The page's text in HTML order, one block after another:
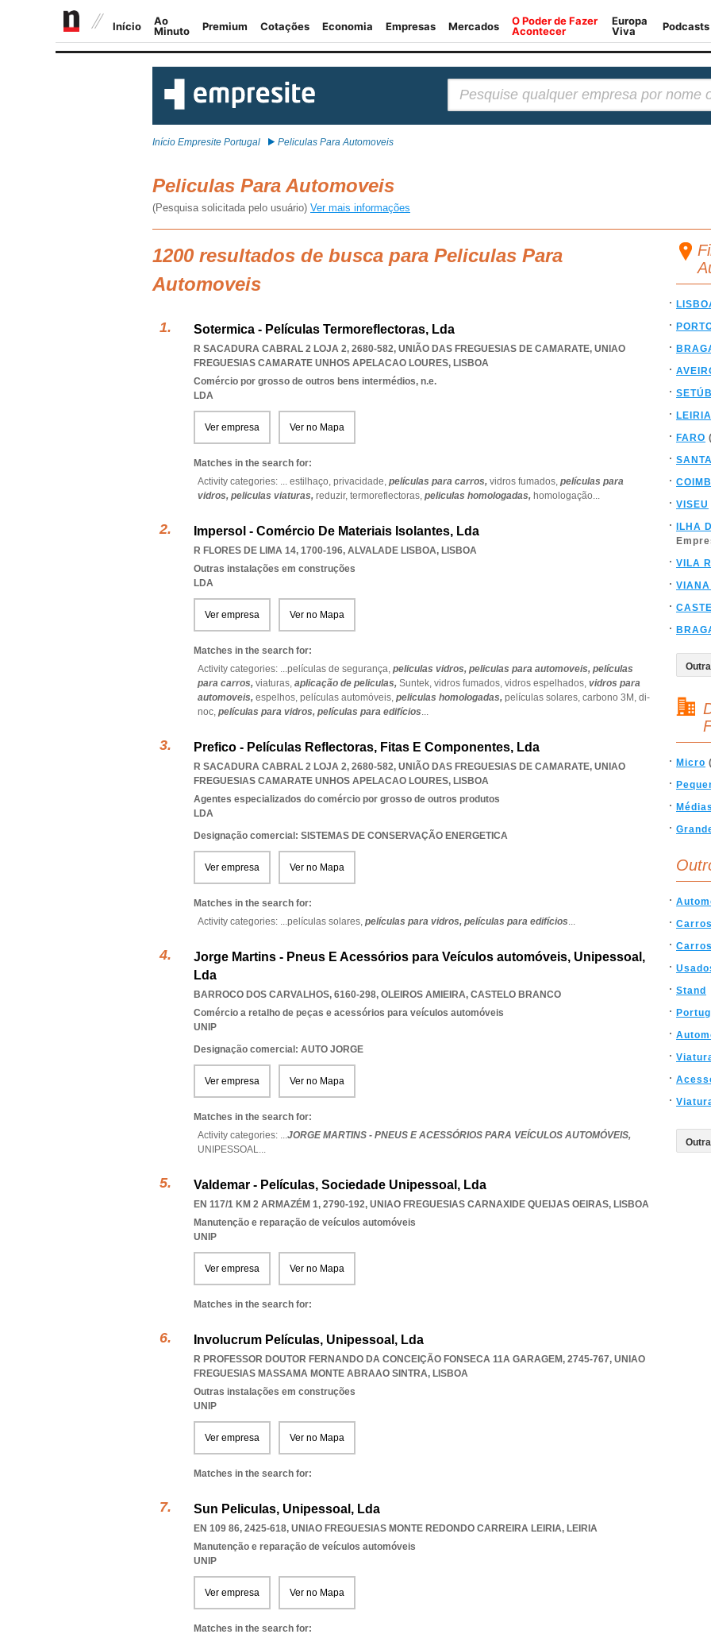
Início Empresite Portugal Peliculas Para Automoveis
Peliculas Para Automoveis
(Pesquisa solicitada pelo usuário) Ver mais informações
1200 resultados de busca para Peliculas Para
Automoveis
Sotermica - Películas Termoreflectoras, Lda
R SACADURA CABRAL 2 LOJA 2, 2680-582, UNIÃO DAS FREGUESIAS DE CAMARATE, UNIAO
FREGUESIAS CAMARATE UNHOS APELACAO LOURES, LISBOA
Comércio por grosso de outros bens intermédios, n.e.
LDA
Ver empresa Ver no Mapa
Matches in the search for:
Activity categories: ... estilhaço, privacidade, películas para carros, vidros fumados, películas para
vidros, peliculas viaturas, reduzir, termoreflectoras, peliculas homologadas, homologação...
Impersol - Comércio De Materiais Isolantes, Lda
R FLORES DE LIMA 14, 1700-196, ALVALADE LISBOA, LISBOA
Outras instalações em construções
LDA
Ver empresa Ver no Mapa
Matches in the search for:
Activity categories: ...películas de segurança, peliculas vidros, peliculas para automoveis, películas
para carros, viaturas, aplicação de peliculas, Suntek, vidros fumados, vidros espelhados, vidros para
automoveis, espelhos, películas automóveis, peliculas homologadas, películas solares, carbono 3M, di-
noc, películas para vidros, películas para edifícios...
Prefico - Películas Reflectoras, Fitas E Componentes, Lda
R SACADURA CABRAL 2 LOJA 2, 2680-582, UNIÃO DAS FREGUESIAS DE CAMARATE, UNIAO
FREGUESIAS CAMARATE UNHOS APELACAO LOURES, LISBOA
Agentes especializados do comércio por grosso de outros produtos
LDA
Designação comercial: SISTEMAS DE CONSERVAÇÃO ENERGETICA
Ver empresa Ver no Mapa
Matches in the search for:
Activity categories: ...películas solares, películas para vidros, películas para edifícios...
Jorge Martins - Pneus E Acessórios para Veículos automóveis, Unipessoal,
Lda
BARROCO DOS CARVALHOS, 6160-298, OLEIROS AMIEIRA, CASTELO BRANCO
Comércio a retalho de peças e acessórios para veículos automóveis
UNIP
Designação comercial: AUTO JORGE
Ver empresa Ver no Mapa
Matches in the search for:
Activity categories: ...JORGE MARTINS - PNEUS E ACESSÓRIOS PARA VEÍCULOS AUTOMÓVEIS,
UNIPESSOAL...
Valdemar - Películas, Sociedade Unipessoal, Lda
EN 117/1 KM 2 ARMAZÉM 1, 2790-192, UNIAO FREGUESIAS CARNAXIDE QUEIJAS OEIRAS, LISBOA
Manutenção e reparação de veículos automóveis
UNIP
Ver empresa Ver no Mapa
Matches in the search for:
Involucrum Películas, Unipessoal, Lda
R PROFESSOR DOUTOR FERNANDO DA CONCEIÇÃO FONSECA 11A GARAGEM, 2745-767, UNIAO
FREGUESIAS MASSAMA MONTE ABRAAO SINTRA, LISBOA
Outras instalações em construções
UNIP
Ver empresa Ver no Mapa
Matches in the search for:
Sun Peliculas, Unipessoal, Lda
EN 109 86, 2425-618, UNIAO FREGUESIAS MONTE REDONDO CARREIRA LEIRIA, LEIRIA
Manutenção e reparação de veículos automóveis
UNIP
Ver empresa Ver no Mapa
Matches in the search for:
LEIRIA
FARO
VISEU
ILHA
VILA
Micro
Médias
Carros
Stand